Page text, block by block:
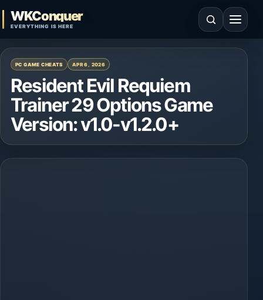
WKConquer
EVERYTHING IS HERE
Open search Open
PC GAME CHEATS APR 6, 2026
Resident Evil Requiem
Trainer 29 Options Game
Version: v1.0-v1.2.0+